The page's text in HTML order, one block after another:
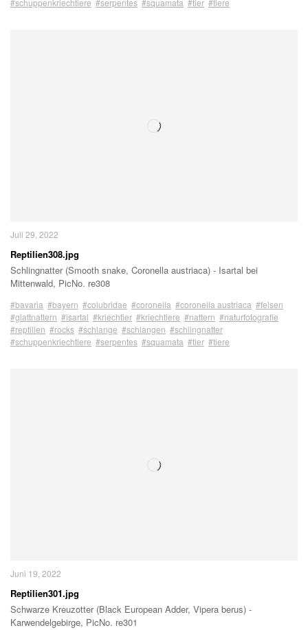
#schuppenkriechtiere #serpentes #squamata #tier #tiere
Juli 29, 2022
Reptilien308.jpg
Schlingnatter (Smooth snake, Coronella austriaca) - Isartal bei
Mittenwald, PicNo. re308
#bavaria #bayern #colubridae #coronella #coronella austriaca #felsen
#glattnattern #isartal #kriechtier #kriechtiere #nattern #naturfotografie
#reptilien #rocks #schlange #schlangen #schlingnatter
#schuppenkriechtiere #serpentes #squamata #tier #tiere
Juni 19, 2022
Reptilien301.jpg
Schwarze Kreuzotter (Black European Adder, Vipera berus) -
Karwendelgebirge, PicNo. re301